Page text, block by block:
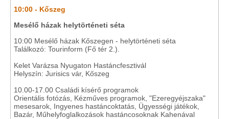
10:00 - Kőszeg
Mesélő házak helytörténeti séta
10:00 Mesélő házak Kőszegen - helytörténeti séta
Találkozó: Tourinform (Fő tér 2.).
Kelet Varázsa Nyugaton Hastáncfesztivál
Helyszín: Jurisics vár, Kőszeg
10.00-17.00 Családi kísérő programok
Orientális fotózás, Kézműves programok, "Ezeregyéjszaka"
mesesarok, Ingyenes hastáncoktatás, Ügyességi játékok,
Bazár, Műhelyfoglalkozások hastáncosoknak Kahenával